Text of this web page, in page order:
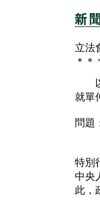
立法
＊＊
以
就單
問題
《
特別
中央
此，